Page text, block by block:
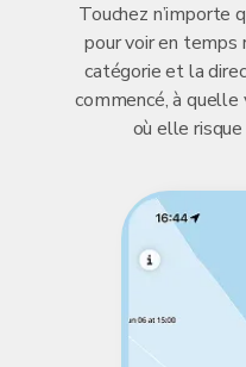
Touchez n’importe
pour voir en temps
catégorie et la
commencé, à
où elle